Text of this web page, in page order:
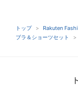
トップ Rakuten
ブラ＆ショーツセット